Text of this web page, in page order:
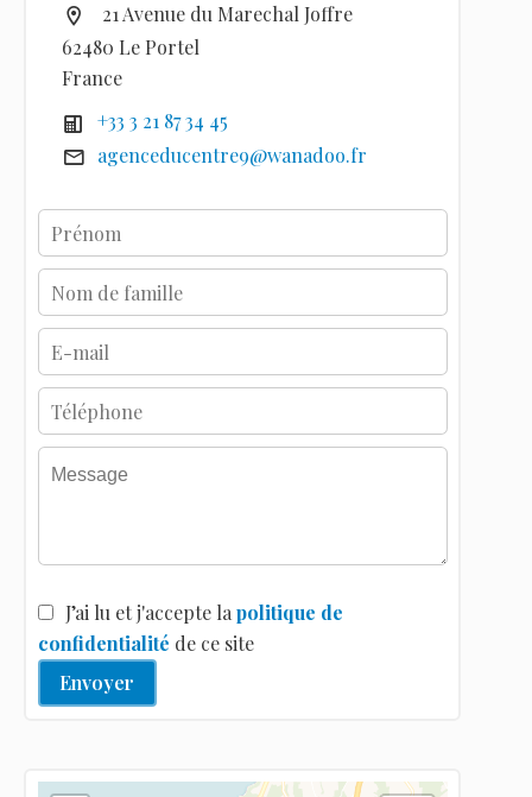
21 Avenue du Marechal Joffre
62480 Le Portel
France
+33 3 21 87 34 45
agenceducentre9@wanadoo.fr
J’ai lu et j'accepte lapolitique de
confidentialité de ce site
Envoyer